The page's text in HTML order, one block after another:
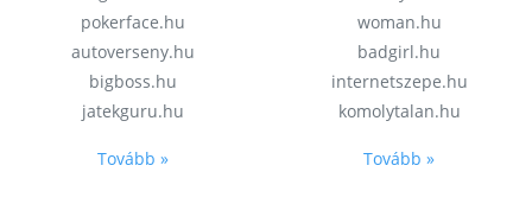
pokerface.hu
autoverseny.hu
bigboss.hu
jatekguru.hu
Tovább »
woman.hu
badgirl.hu
internetszepe.hu
komolytalan.hu
Tovább »